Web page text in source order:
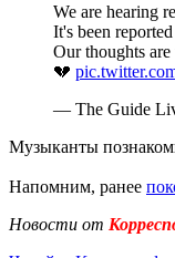
We are hearing
It's been
Our thoughts
💔
— The Guide
Музыканты
Напомним, ранее
Новости от